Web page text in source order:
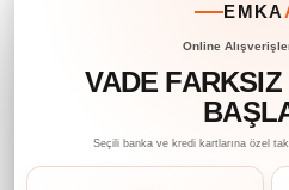
EMKA
Online
VADE FARKSIZ
Seçili banka ve kredi kartlarına özel